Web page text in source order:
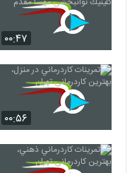
۰۰:۴۷
۰۰:۵۶